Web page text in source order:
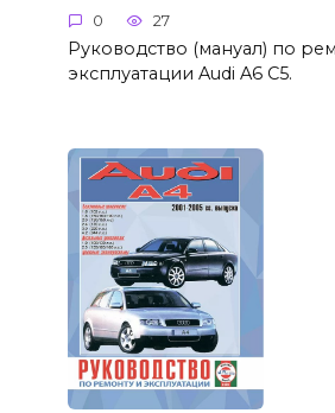
0 27
Руководство (мануал) по
эксплуатации Audi A6 C5.